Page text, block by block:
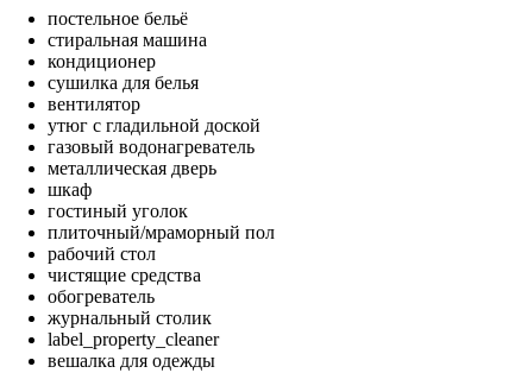
постельное бельё
стиральная машина
кондиционер
сушилка для белья
вентилятор
утюг с гладильной доской
газовый водонагреватель
металлическая дверь
шкаф
гостиный уголок
плиточный/мраморный пол
рабочий стол
чистящие средства
обогреватель
журнальный столик
label_property_cleaner
вешалка для одежды